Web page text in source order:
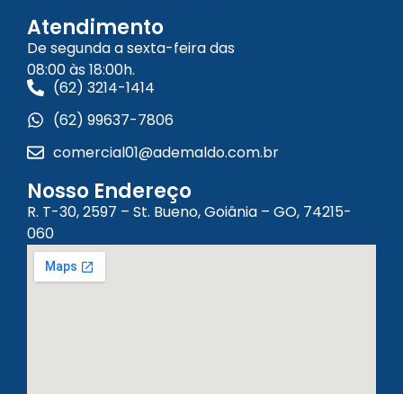
Atendimento
De segunda a sexta-feira das
08:00 às 18:00h.
(62) 3214-1414
(62) 99637-7806
comercial01@ademaldo.com.br
Nosso Endereço
R. T-30, 2597 – St. Bueno, Goiânia – GO, 74215-
060